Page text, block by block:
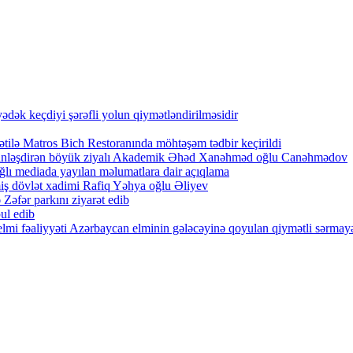
keçdiyi şərəfli yolun qiymətləndirilməsidir
Matros Bich Restoranında möhtəşəm tədbir keçirildi
böyük ziyalı Akademik Əhəd Xanəhməd oğlu Canəhmədov
mediada yayılan məlumatlara dair açıqlama
dövlət xadimi Rafiq Yəhya oğlu Əliyev
parkını ziyarət edib
edib
fəaliyyəti Azərbaycan elminin gələcəyinə qoyulan qiymətli